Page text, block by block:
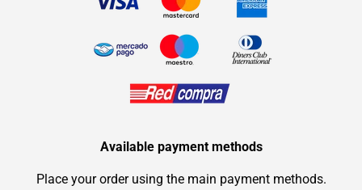
Available payment methods
Place your order using the main payment methods.